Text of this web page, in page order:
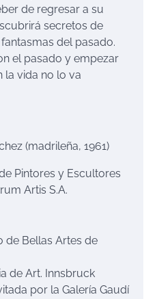
de regresar a su
secretos de
del pasado.
el pasado y empezar
la vida no lo va
(madrileña, 1961)
Pintores y Escultores
Artis S.A.
de Bellas Artes de
de Art. Innsbruck
por la Galería Gaudí